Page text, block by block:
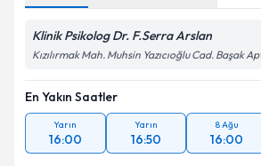
Klinik Psikolog Dr. F.Serra Arslan
Kızılırmak Mah. Muhsin Yazıcıoğlu Cad. Başak
En Yakın Saatler
Yarın
16:00
Yarın
16:50
8 Ağu
16:00